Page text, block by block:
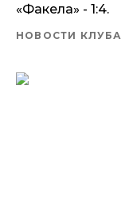
«Факела» - 1:4.
НОВОСТИ КЛУБА